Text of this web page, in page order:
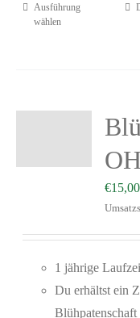
Ausführung
wählen
€15,00
1 jährige
Du erhältst ein
Blühpatenschaft